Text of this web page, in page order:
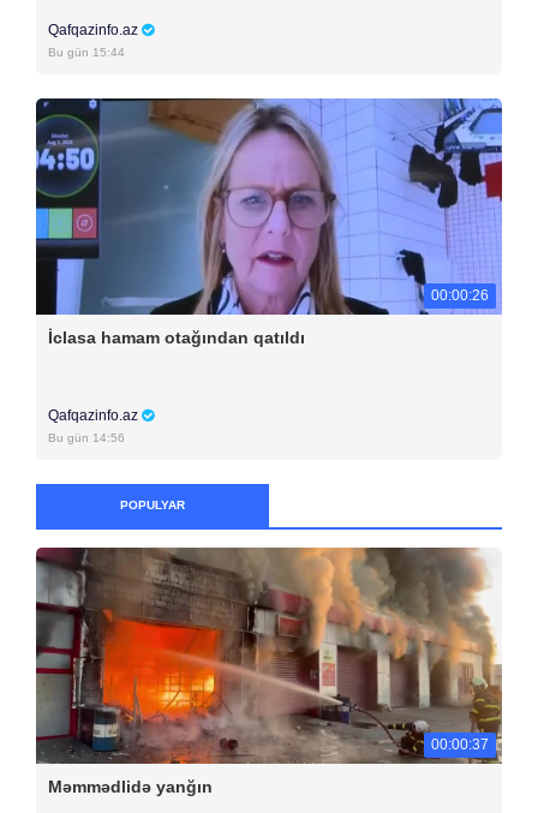
Qafqazinfo.az
Bu gün 15:44
00:00:26
İclasa hamam otağından qatıldı
Qafqazinfo.az
Bu gün 14:56
POPULYAR
00:00:37
Məmmədlidə yanğın